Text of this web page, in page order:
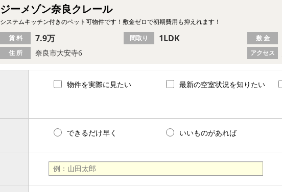
ジーメゾン奈良クレール
システムキッチン付きのペット可物件です！敷金ゼロで初期費用も抑えれます！
住 所 奈良市大安寺6 アクセス
賃 料 7.9万 間取り 1LDK 敷 金
物件を実際に見たい 最新の空室状況を知りたい
できるだけ早く いいものがあれば